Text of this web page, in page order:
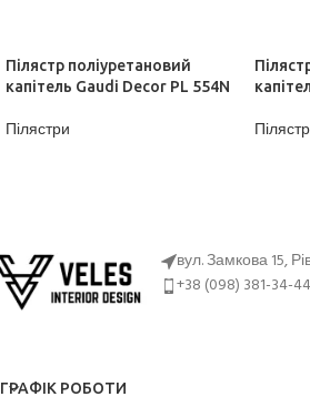
Пілястр поліуретановий
капітель Gaudi Decor PL 554N
Пілястри
вул. Замкова 15,
+38 (098) 381-34-44
ГРАФІК РОБОТИ